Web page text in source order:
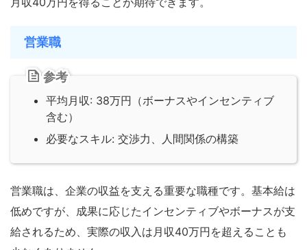
営業職
参考
平均月収: 38万円（ボーナスやインセンティブ
含む）
必要なスキル: 交渉力、人間関係の構築
営業職は、企業の収益を支える重要な職種です。基本給は
低めですが、成果に応じたインセンティブやボーナスが支
給されるため、実際の収入は月収40万円を超えることも